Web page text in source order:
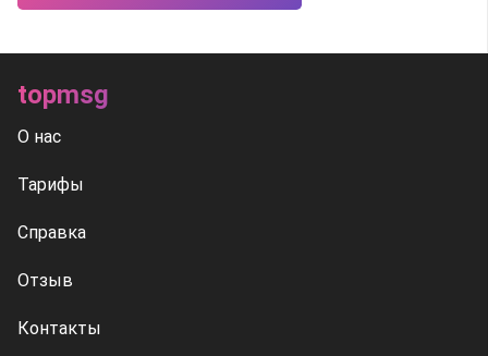
topmsg
О нас
Тарифы
Справка
Отзыв
Контакты